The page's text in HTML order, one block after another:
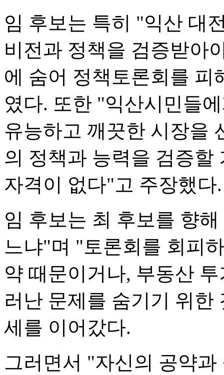
임 후보는 특히 "익산 대
비전과 정책을 검증받아
에 숨어 정책토론회를
였다. 또한 "익산시민들
유능하고 깨끗한 시장을
의 정책과 능력을 검증할
자격이 없다"고 주장했다.
임 후보는 최 후보를 향
느냐"며 "토론회를 회피
약 때문이거나, 부동산
러난 문제를 숨기기 위
세를 이어갔다.
그러면서 "자신의 공약